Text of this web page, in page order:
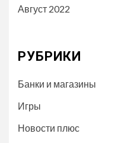
Август 2022
РУБРИКИ
Банки и магазины
Игры
Новости плюс